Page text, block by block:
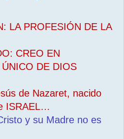
LA PROFESIÓN DE LA
CREO EN
DE DIOS
de Nazaret, nacido
ISRAEL…
y su Madre no es